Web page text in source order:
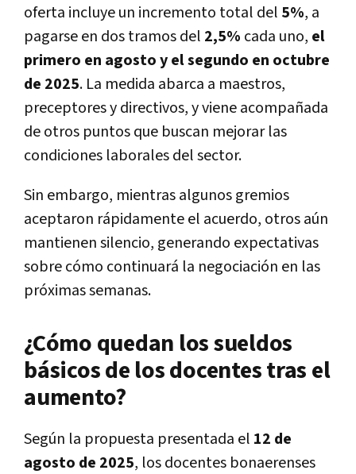
oferta incluye un incremento total del 5%, a
pagarse en dos tramos del 2,5% cada uno, el
primero en agosto y el segundo en octubre
de 2025. La medida abarca a maestros,
preceptores y directivos, y viene acompañada
de otros puntos que buscan mejorar las
condiciones laborales del sector.
Sin embargo, mientras algunos gremios
aceptaron rápidamente el acuerdo, otros aún
mantienen silencio, generando expectativas
sobre cómo continuará la negociación en las
próximas semanas.
¿Cómo quedan los sueldos
básicos de los docentes tras el
aumento?
Según la propuesta presentada el 12 de
agosto de 2025, los docentes bonaerenses